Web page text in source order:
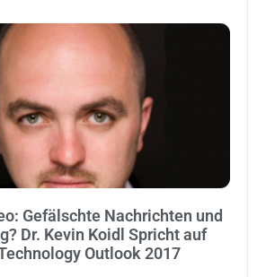
Gefälschte Nachrichten und
Dr. Kevin Koidl Spricht auf
Outlook 2017